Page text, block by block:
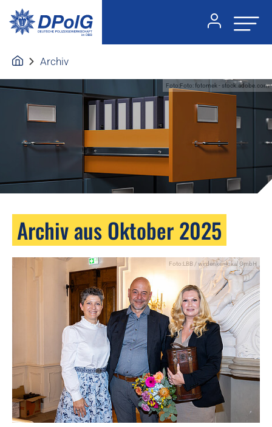
Archiv
Foto:Foto: fotomek - stock.adobe.com
Archiv aus Oktober 2025
Foto:LBB / wirdenkenlokal GmbH